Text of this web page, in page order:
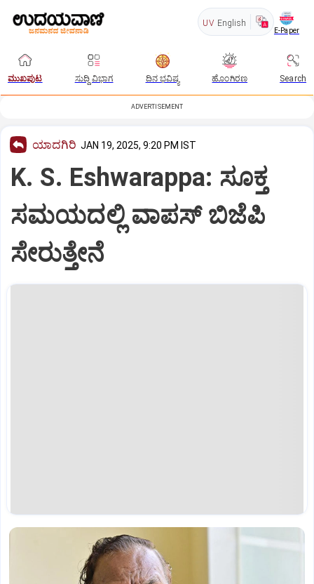
UV English
E-Paper
ಮುಖಪುಟ ಸುದ್ದಿ ವಿಭಾಗ ದಿನ ಭವಿಷ್ಯ ಹೊಂಗಿರಣ Search
ADVERTISEMENT
ಯಾದಗಿರಿ JAN 19, 2025, 9:20 PM IST
K. S. Eshwarappa: ಸೂಕ್ತ
ಸಮಯದಲ್ಲಿ ವಾಪಸ್‌ ಬಿಜೆಪಿ
ಸೇರುತ್ತೇನೆ